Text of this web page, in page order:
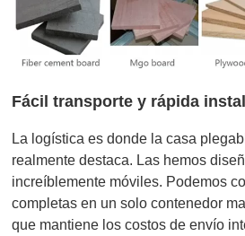
Fácil transporte y rápida
La logística es donde la casa
realmente destaca. Las hemos
increíblemente móviles. Podemos
completas en un solo contenedor
que mantiene los costos de envío